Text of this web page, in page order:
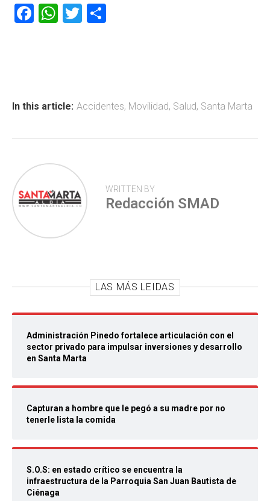
F
ok
W
p
T
tir
In this article: Accidentes, Movilidad, Salud, Santa Marta
WRITTEN BY
Redacción SMAD
LAS MÁS LEIDAS
Administración Pinedo fortalece articulación con el
sector privado para impulsar inversiones y desarrollo
en Santa Marta
Capturan a hombre que le pegó a su madre por no
tenerle lista la comida
S.O.S: en estado crítico se encuentra la
infraestructura de la Parroquia San Juan Bautista de
Ciénaga